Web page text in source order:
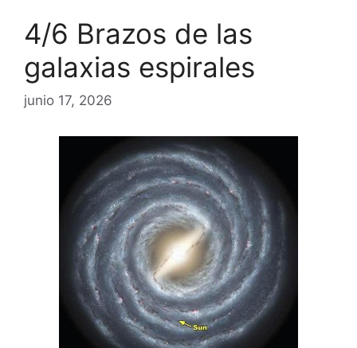
4/6 Brazos de las
galaxias espirales
junio 17, 2026